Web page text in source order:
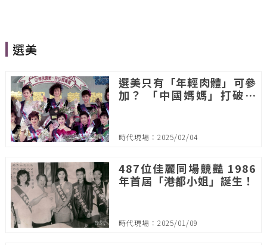
選美
選美只有「年輕肉體」可參
加？ 「中國媽媽」打破印
時代現場：2025/02/04
487位佳麗同場競豔 1986
年首屆「港都小姐」誕生！
時代現場：2025/01/09